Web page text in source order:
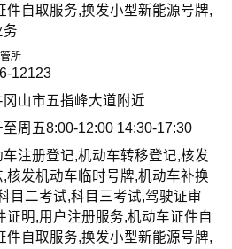
件自取服务,换发小型新能源号牌,
务
所
12123
冈山市五指峰大道附近
至周五8:00-12:00 14:30-17:30
车注册登记,机动车转移登记,核发
核发机动车临时号牌,机动车补换
目二考试,科目三考试,驾驶证审
证明,用户注册服务,机动车证件自
件自取服务,换发小型新能源号牌,